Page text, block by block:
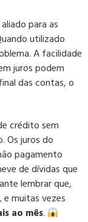
para as
utilizado
A facilidade
juros podem
das contas, o
crédito sem
Os juros do
pagamento
de dívidas que
lembrar que,
muitas vezes
ao mês.